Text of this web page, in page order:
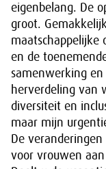
eigenbelang. De
groot.
maatschappelijke
en de
samenwerking en
herverdeling van
diversiteit en
maar mijn
De
voor vrouwen